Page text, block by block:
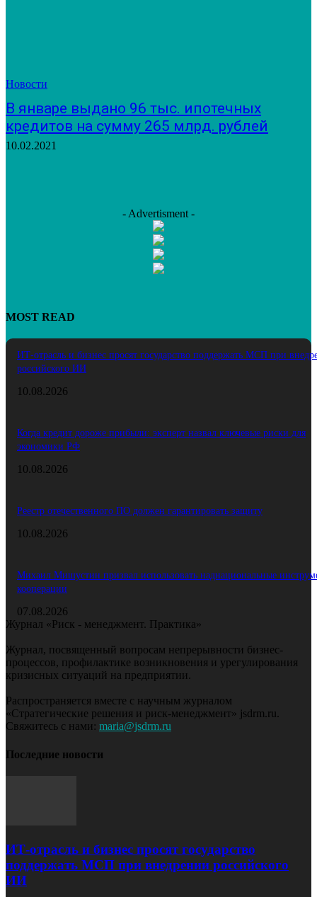
Новости
В январе выдано 96 тыс. ипотечных
кредитов на сумму 265 млрд. рублей
10.02.2021
- Advertisment -
MOST READ
ИТ‑отрасль и бизнес просят государство поддержать МСП при
российского ИИ
10.08.2026
Когда кредит дороже прибыли: эксперт назвал ключевые риски для
экономики РФ
10.08.2026
Реестр отечественного ПО должен гарантировать защиту
10.08.2026
Михаил Мишустин призвал использовать наднациональные
кооперации
07.08.2026
Журнал «Риск - менеджмент. Практика»
Журнал, посвященный вопросам непрерывности бизнес-
процессов, профилактике возникновения и урегулирования
кризисных ситуаций на предприятии.
Распространяется вместе с научным журналом
«Стратегические решения и риск-менеджмент» jsdrm.ru.
Свяжитесь с нами: maria@jsdrm.ru
Последние новости
ИТ‑отрасль и бизнес просят государство
поддержать МСП при внедрении российского
ИИ